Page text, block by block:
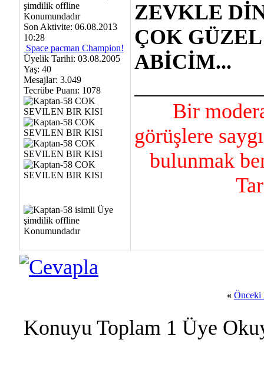
Son Aktivite: 06.08.2013
10:28
Space pacman Champion!
Üyelik Tarihi: 03.08.2005
Yaş: 40
Mesajlar: 3.049
Tecrübe Puanı: 1078
ZEVKLE
ÇOK
ABİCİM...
Bir
görüşlere
bulunmak
« Önceki
Konuyu Toplam 1 Üye